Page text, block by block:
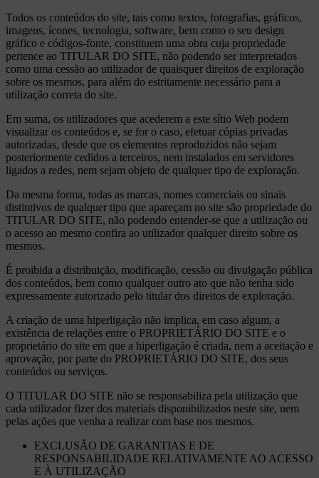
Todos os conteúdos do site, tais como textos, fotografias, gráficos,
imagens, ícones, tecnologia, software, bem como o seu design
gráfico e códigos-fonte, constituem uma obra cuja propriedade
pertence ao TITULAR DO SITE, não podendo ser interpretados
como uma cessão ao utilizador de quaisquer direitos de exploração
sobre os mesmos, para além do estritamente necessário para a
utilização correta do site.
Em suma, os utilizadores que acederem a este sítio Web podem
visualizar os conteúdos e, se for o caso, efetuar cópias privadas
autorizadas, desde que os elementos reproduzidos não sejam
posteriormente cedidos a terceiros, nem instalados em servidores
ligados a redes, nem sejam objeto de qualquer tipo de exploração.
Da mesma forma, todas as marcas, nomes comerciais ou sinais
distintivos de qualquer tipo que apareçam no site são propriedade do
TITULAR DO SITE, não podendo entender-se que a utilização ou
o acesso ao mesmo confira ao utilizador qualquer direito sobre os
mesmos.
É proibida a distribuição, modificação, cessão ou divulgação pública
dos conteúdos, bem como qualquer outro ato que não tenha sido
expressamente autorizado pelo titular dos direitos de exploração.
A criação de uma hiperligação não implica, em caso algum, a
existência de relações entre o PROPRIETÁRIO DO SITE e o
proprietário do site em que a hiperligação é criada, nem a aceitação e
aprovação, por parte do PROPRIETÁRIO DO SITE, dos seus
conteúdos ou serviços.
O TITULAR DO SITE não se responsabiliza pela utilização que
cada utilizador fizer dos materiais disponibilizados neste site, nem
pelas ações que venha a realizar com base nos mesmos.
EXCLUSÃO DE GARANTIAS E DE
RESPONSABILIDADE RELATIVAMENTE AO ACESSO
E À UTILIZAÇÃO